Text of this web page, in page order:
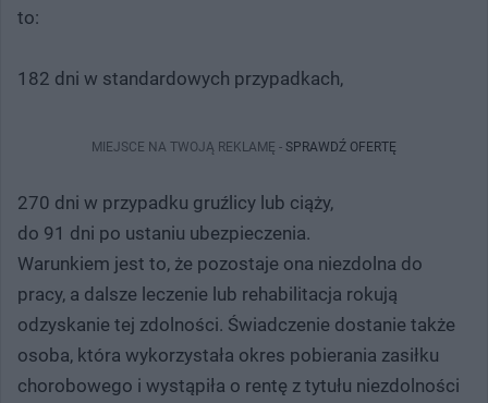
to:
182 dni w standardowych przypadkach,
MIEJSCE NA TWOJĄ REKLAMĘ - SPRAWDŹ OFERTĘ
270 dni w przypadku gruźlicy lub ciąży,
do 91 dni po ustaniu ubezpieczenia.
Warunkiem jest to, że pozostaje ona niezdolna do
pracy, a dalsze leczenie lub rehabilitacja rokują
odzyskanie tej zdolności. Świadczenie dostanie także
osoba, która wykorzystała okres pobierania zasiłku
chorobowego i wystąpiła o rentę z tytułu niezdolności